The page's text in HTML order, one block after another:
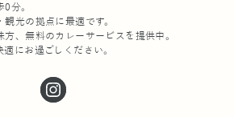
分。
光の拠点に最適です。
、無料のカレーサービスを提供中。
にお過ごしください。